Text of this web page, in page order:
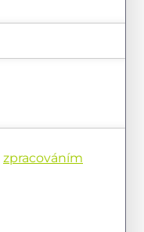
zpracováním